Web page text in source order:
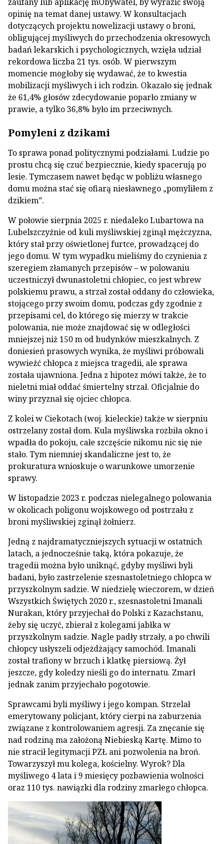
opinię na temat danej ustawy. W konsultacjach
dotyczących projektu nowelizacji ustawy o broni,
obligującej myśliwych do przechodzenia okresowych
badań lekarskich i psychologicznych, wzięła udział
rekordowa liczba 21 tys. osób. W pierwszym
momencie mogłoby się wydawać, że to kwestia
mobilizacji myśliwych i ich rodzin. Okazało się jednak
że 61,4% głosów zdecydowanie poparło zmiany w
prawie, a tylko 36,8% było im przeciwnych.
Pomyleni z dzikami
To sprawa ponad politycznymi podziałami. Ludzie po
prostu chcą się czuć bezpiecznie, kiedy spacerują po
lesie. Tymczasem nawet będąc w pobliżu własnego
domu można stać się ofiarą niesławnego „pomyliłem z
dzikiem”.
W połowie sierpnia 2025 r. niedaleko Lubartowa na
Lubelszczyźnie od kuli myśliwskiej zginął mężczyzna,
który stał przy oświetlonej furtce, prowadzącej do
jego domu. W tym wypadku mieliśmy do czynienia z
szeregiem złamanych przepisów – w polowaniu
uczestniczył dwunastoletni chłopiec, co jest wbrew
polskiemu prawu, a strzał został oddany do człowieka,
stojącego przy swoim domu, podczas gdy zgodnie z
przepisami cel, do którego się mierzy w trakcie
polowania, nie może znajdować się w odległości
mniejszej niż 150 m od budynków mieszkalnych. Z
doniesień prasowych wynika, że myśliwi próbowali
wywieźć chłopca z miejsca tragedii, ale sprawa
została ujawniona. Jedna z hipotez mówi także, że to
nieletni miał oddać śmiertelny strzał. Oficjalnie do
winy przyznał się ojciec chłopca.
Z kolei w Ciekotach (woj. kieleckie) także w sierpniu
ostrzelany został dom. Kula myśliwska rozbiła okno i
wpadła do pokoju, całe szczęście nikomu nic się nie
stało. Tym niemniej skandaliczne jest to, że
prokuratura wnioskuje o warunkowe umorzenie
sprawy.
W listopadzie 2023 r. podczas nielegalnego polowania
w okolicach poligonu wojskowego od postrzału z
broni myśliwskiej zginął żołnierz.
Jedną z najdramatyczniejszych sytuacji w ostatnich
latach, a jednocześnie taką, która pokazuje, że
tragedii można było uniknąć, gdyby myśliwi byli
badani, było zastrzelenie szesnastoletniego chłopca w
przyszkolnym sadzie. W niedzielę wieczorem, w dzień
Wszystkich Świętych 2020 r., szesnastoletni Imanali
Nurakan, który przyjechał do Polski z Kazachstanu,
żeby się uczyć, zbierał z kolegami jabłka w
przyszkolnym sadzie. Nagle padły strzały, a po chwili
chłopcy usłyszeli odjeżdżający samochód. Imanali
został trafiony w brzuch i klatkę piersiową. Żył
jeszcze, gdy koledzy nieśli go do internatu. Zmarł
jednak zanim przyjechało pogotowie.
Sprawcami byli myśliwy i jego kompan. Strzelał
emerytowany policjant, który cierpi na zaburzenia
związane z kontrolowaniem agresji. Za znęcanie się
nad rodziną ma założoną Niebieską Kartę. Mimo to
nie stracił legitymacji PZŁ ani pozwolenia na broń.
Towarzyszył mu kolega, kościelny. Wyrok? Dla
myśliwego 4 lata i 9 miesięcy pozbawienia wolności
oraz 110 tys. nawiązki dla rodziny zmarłego chłopca.